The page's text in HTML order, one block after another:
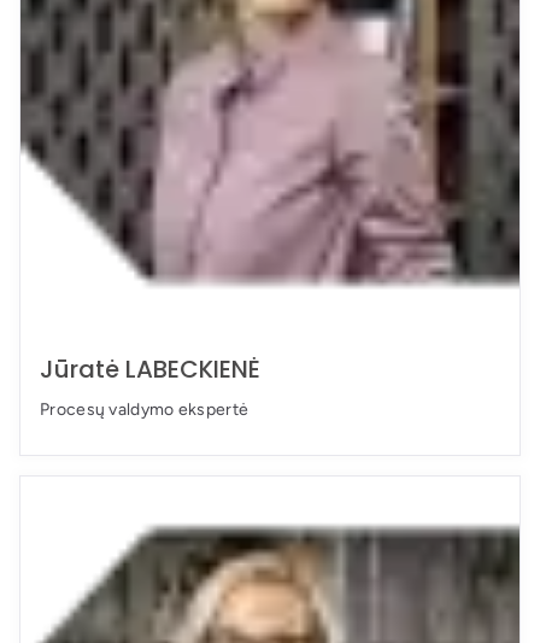
Jūratė LABECKIENĖ
Procesų valdymo ekspertė